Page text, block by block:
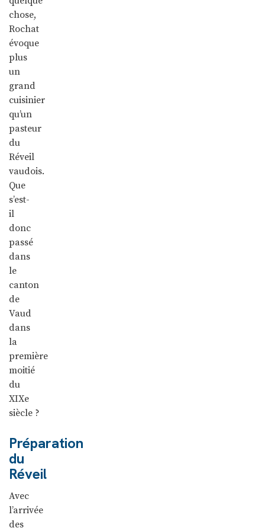
chose,
Rochat
évoque
plus
un
grand
cuisinier
qu’un
pasteur
du
Réveil
vaudois.
Que
s’est-
il
donc
passé
dans
le
canton
de
Vaud
dans
la
première
moitié
du
XIXe
siècle ?
Préparation
du
Réveil
Avec
l’arrivée
des